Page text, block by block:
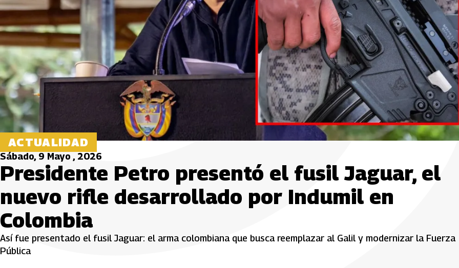
ACTUALIDAD
Sábado, 9 Mayo , 2026
Presidente Petro presentó el fusil Jaguar, el
nuevo rifle desarrollado por Indumil en
Colombia
Así fue presentado el fusil Jaguar: el arma colombiana que busca reemplazar al Galil y modernizar la Fuerza
Pública